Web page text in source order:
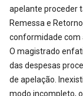
apelante proceder
Remessa e
conformidade com
O magistrado
das despesas
de apelação.
modo incompleto,